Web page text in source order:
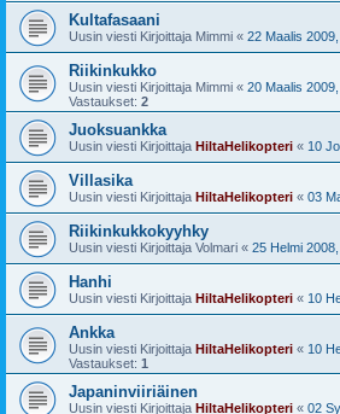
Kultafasaani
Uusin viesti Kirjoittaja Mimmi « 22 Maalis
Riikinkukko
Uusin viesti Kirjoittaja Mimmi « 20 Maalis
Vastaukset: 2
Juoksuankka
Uusin viesti Kirjoittaja HiltaHelikopteri « 10
Villasika
Uusin viesti Kirjoittaja HiltaHelikopteri « 03
Riikinkukkokyyhky
Uusin viesti Kirjoittaja Volmari « 25 Helmi
Hanhi
Uusin viesti Kirjoittaja HiltaHelikopteri « 10
Ankka
Uusin viesti Kirjoittaja HiltaHelikopteri « 10
Vastaukset: 1
Japaninviiriäinen
Uusin viesti Kirjoittaja HiltaHelikopteri « 02